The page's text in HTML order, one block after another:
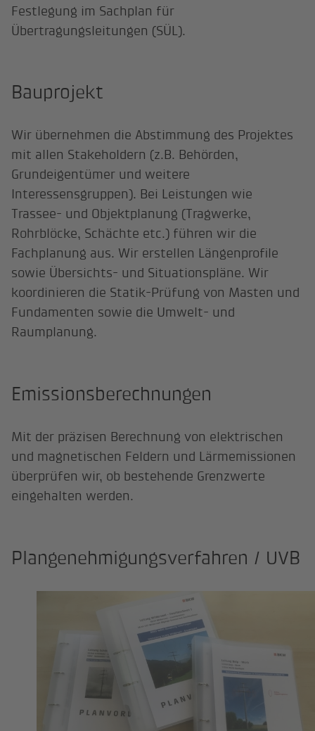
Festlegung im Sachplan für
Übertragungsleitungen (SÜL).
Bauprojekt
Wir übernehmen die Abstimmung des Projektes
mit allen Stakeholdern (z.B. Behörden,
Grundeigentümer und weitere
Interessensgruppen). Bei Leistungen wie
Trassee- und Objektplanung (Tragwerke,
Rohrblöcke, Schächte etc.) führen wir die
Fachplanung aus. Wir erstellen Längenprofile
sowie Übersichts- und Situationspläne. Wir
koordinieren die Statik-Prüfung von Masten und
Fundamenten sowie die Umwelt- und
Raumplanung.
Emissionsberechnungen
Mit der präzisen Berechnung von elektrischen
und magnetischen Feldern und Lärmemissionen
überprüfen wir, ob bestehende Grenzwerte
eingehalten werden.
Plangenehmigungsverfahren / UVB